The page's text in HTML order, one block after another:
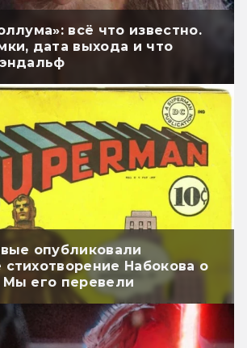
всё что известно.
дата выхода и что
опубликовали
стихотворение Набокова о
его перевели